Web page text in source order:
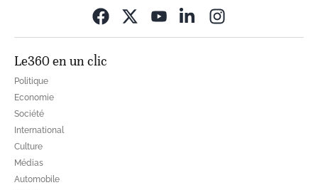
Le360 en un clic
Politique
Economie
Société
International
Culture
Médias
Automobile